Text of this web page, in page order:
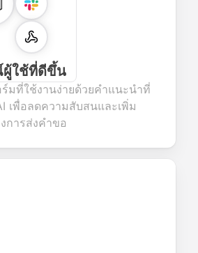
ผู้ใช้ที่ดีขึ้น
มที่ใช้งานง่ายด้วยคำแนะนำที่
เพื่อลดความสับสนและเพิ่ม
การส่งคำขอ